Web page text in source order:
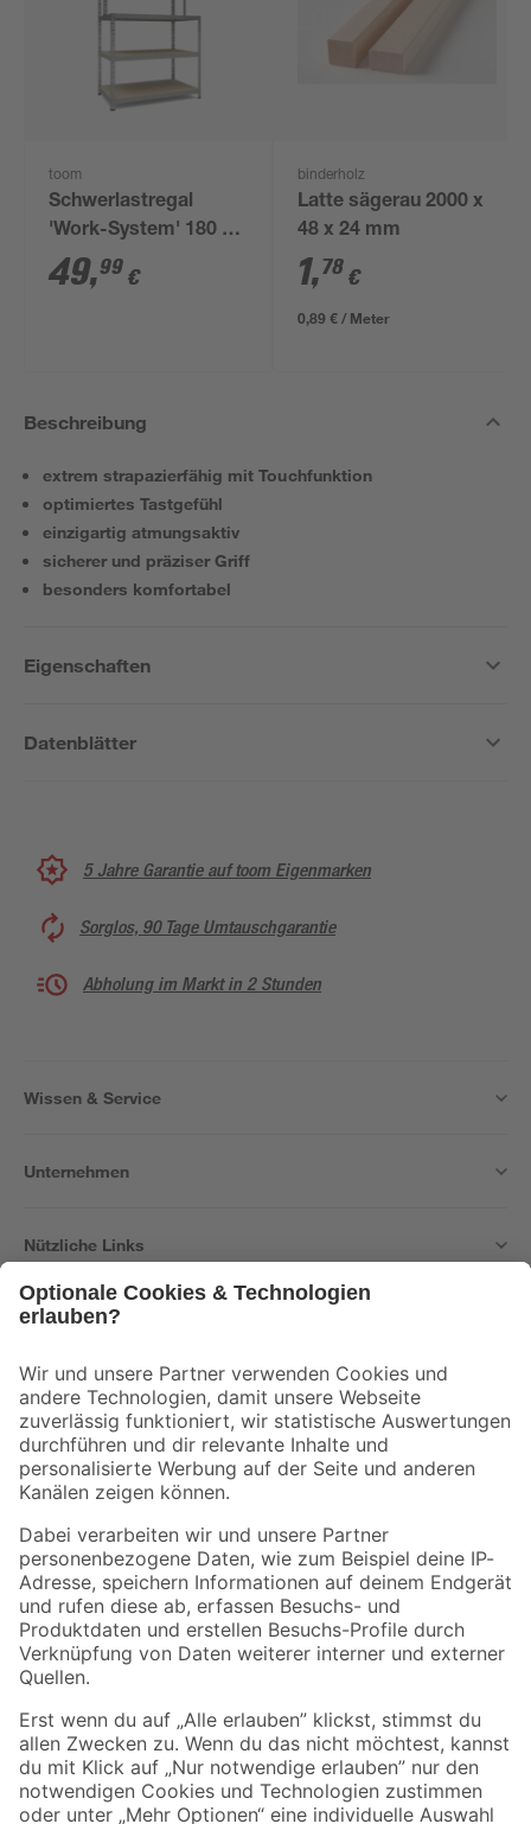
toom
Schwerlastregal
'Work-System' 180 x
100 x 30-60 cm 5
Böden à 100-175 kg
49,99 €
binderholz
Latte sägerau 2000 x
48 x 24 mm
1,78 €
0,89 € / Meter
Beschreibung
extrem strapazierfähig mit Touchfunktion
optimiertes Tastgefühl
einzigartig atmungsaktiv
sicherer und präziser Griff
besonders komfortabel
Eigenschaften
Datenblätter
5 Jahre Garantie auf toom Eigenmarken
Sorglos, 90 Tage Umtauschgarantie
Abholung im Markt in 2 Stunden
Wissen & Service
Unternehmen
Nützliche Links
Der toom Newsletter: Keine Angebote und Aktionen mehr verpassen!
Zur Newsletter Anmeldung
Folge uns
Zahlungsarten Versandarten
Sicher einkaufen
Jetzt die toom-App herunterladen